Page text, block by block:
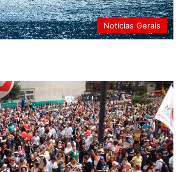
Notícias Gerais